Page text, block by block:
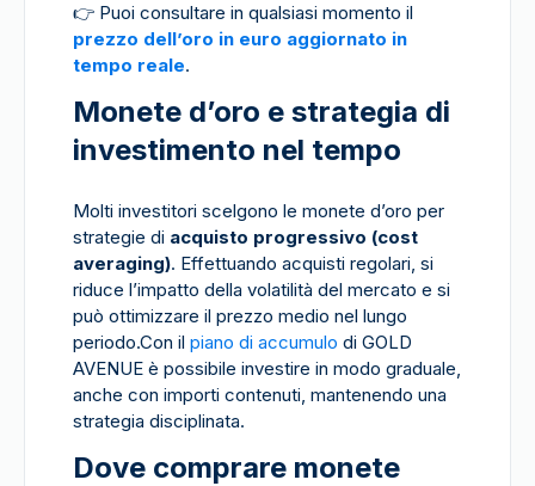
👉 Puoi consultare in qualsiasi momento il
prezzo dell’oro in euro aggiornato in
tempo reale.
Monete d’oro e strategia di
investimento nel tempo
Molti investitori scelgono le monete d’oro per
strategie di acquisto progressivo (cost
averaging). Effettuando acquisti regolari, si
riduce l’impatto della volatilità del mercato e si
può ottimizzare il prezzo medio nel lungo
periodo.Con il piano di accumulo di GOLD
AVENUE è possibile investire in modo graduale,
anche con importi contenuti, mantenendo una
strategia disciplinata.
Dove comprare monete